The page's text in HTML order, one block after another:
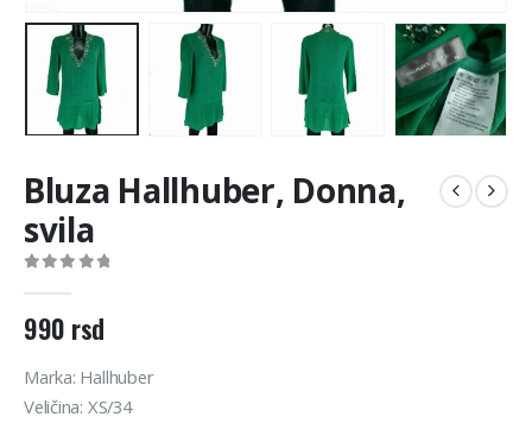
Bluza Hallhuber, Donna,
svila
990 rsd
Marka: Hallhuber
Veličina: XS/34